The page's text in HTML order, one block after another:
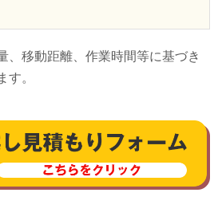
移動距離、作業時間等に基づき
す。